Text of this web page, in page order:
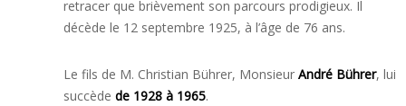
retracer que brièvement son parcours prodigieux. Il
décède le 12 septembre 1925, à l’âge de 76 ans.
Le fils de M. Christian Bührer, Monsieur André Bührer, lui
succède de 1928 à 1965.